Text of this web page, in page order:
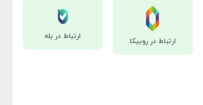
ارتباط در روبیکا
ارتباط در بله